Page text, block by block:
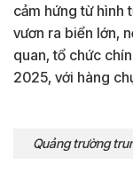
cảm hứng từ hình
vươn ra biển lớn,
quan, tổ chức
2025, với hàng
Quảng trường